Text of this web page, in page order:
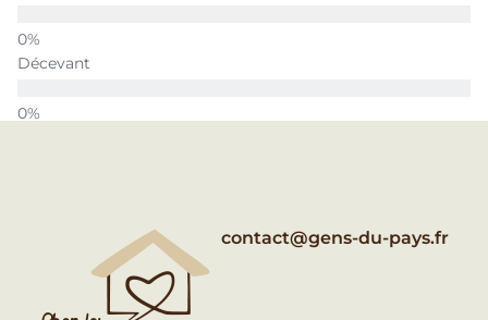
Décevant
contact@gens-du-pays.fr